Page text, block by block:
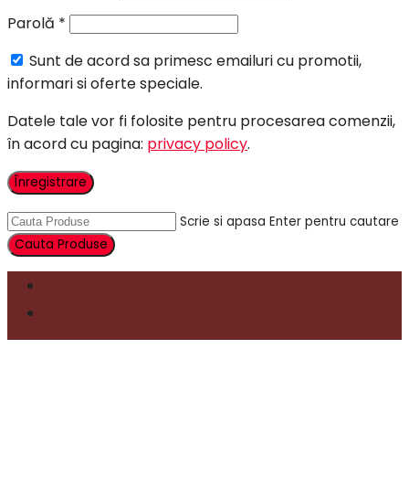
Parolă *
Sunt de acord sa primesc emailuri cu promotii,
informari si oferte speciale.
Datele tale vor fi folosite pentru procesarea comenzii,
în acord cu pagina: privacy policy.
Înregistrare
Scrie si apasa Enter pentru cautare